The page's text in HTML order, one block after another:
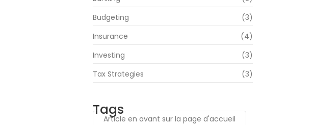
Budgeting
(3)
Insurance
(4)
Investing
(3)
Tax Strategies
(3)
Tags
Article en avant sur la page d'accueil